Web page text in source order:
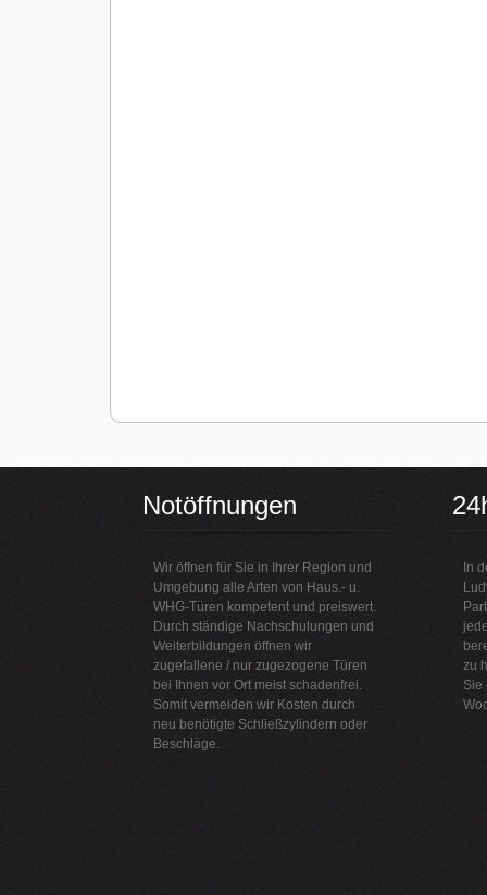
Notöffnungen
Wir öffnen für Sie in Ihrer Region und
Umgebung alle Arten von Haus.- u.
WHG-Türen kompetent und preiswert.
Durch ständige Nachschulungen und
Weiterbildungen öffnen wir
zugefallene / nur zugezogene Türen
bei Ihnen vor Ort meist schadenfrei.
Somit vermeiden wir Kosten durch
neu benötigte Schließzylindern oder
Beschläge.
In
zu
Sie